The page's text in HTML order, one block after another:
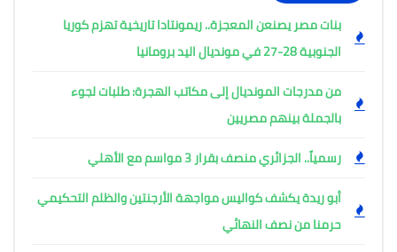
بنات مصر يصنعن المعجزة.. ريمونتادا تاريخية تهزم كوريا
الجنوبية 28-27 في مونديال اليد برومانيا
من مدرجات المونديال إلى مكاتب الهجرة: طلبات لجوء
بالجملة بينهم مصريين
رسمياً.. الجزائري منصف بقرار 3 مواسم مع الأهلي
أبو ريدة يكشف كواليس مواجهة الأرجنتين والظلم التحكيمي
حرمنا من نصف النهائي